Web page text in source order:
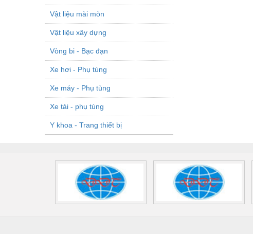
Vật liệu mài mòn
Vật liệu xây dựng
Vòng bi - Bạc đạn
Xe hơi - Phụ tùng
Xe máy - Phụ tùng
Xe tải - phụ tùng
Y khoa - Trang thiết bị